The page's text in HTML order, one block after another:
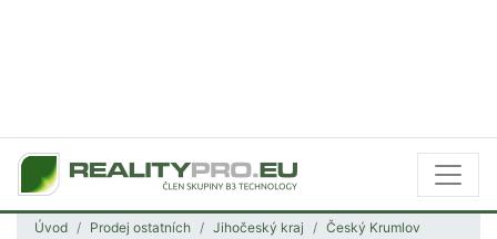
Úvod Prodej ostatních Jihočeský kraj Český Krumlov